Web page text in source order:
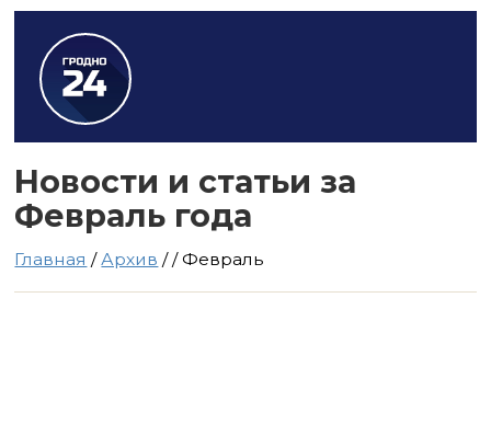
Новости и статьи за
Февраль года
Главная /Архив //Февраль